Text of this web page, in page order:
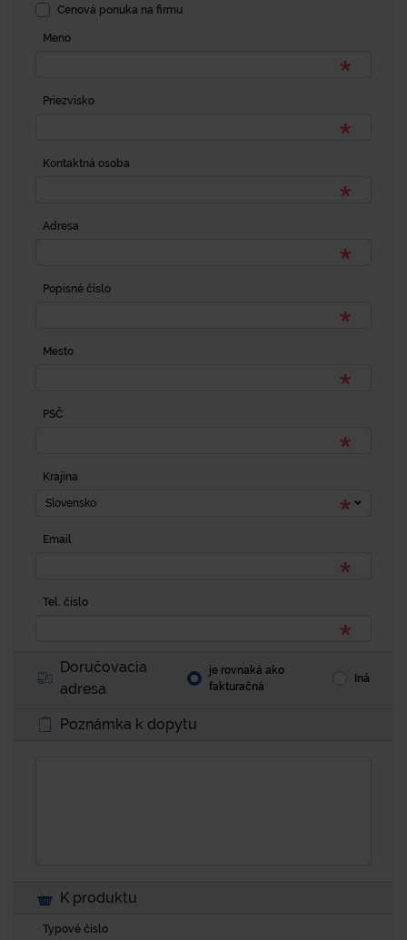
Cenová ponuka na firmu
Meno
Priezvisko
Kontaktná osoba
Adresa
Popisné číslo
Mesto
PSČ
Krajina
Slovensko
Email
Tel. číslo
Doručovacia
adresa
je rovnaká ako
fakturačná
Iná
Poznámka k dopytu
K produktu
Typové číslo